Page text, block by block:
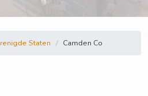
Staten Camden Co